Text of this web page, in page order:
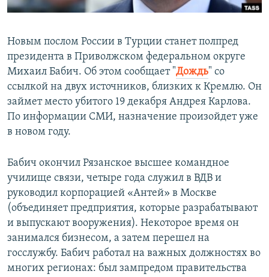
Все сайты РСЕ/РС
Новым послом России в Турции станет полпред
президента в Приволжском федеральном округе
Михаил Бабич. Об этом сообщает "Дождь" со
ссылкой на двух источников, близких к Кремлю. Он
займет место убитого 19 декабря Андрея Карлова.
По информации СМИ, назначение произойдет уже
в новом году.
Бабич окончил Рязанское высшее командное
училище связи, четыре года служил в ВДВ и
руководил корпорацией «Антей» в Москве
(объединяет предприятия, которые разрабатывают
и выпускают вооружения). Некоторое время он
занимался бизнесом, а затем перешел на
госслужбу. Бабич работал на важных должностях во
многих регионах: был зампредом правительства